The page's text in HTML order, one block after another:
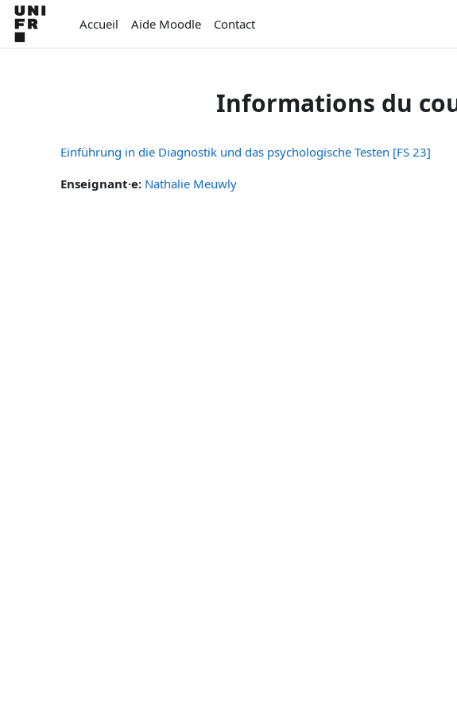
Passer au contenu principal
Accueil
Aide Moodle Contact
Informations du
Einführung in die Diagnostik und das psychologische Testen [FS 23]
Enseignant·e: Nathalie Meuwly